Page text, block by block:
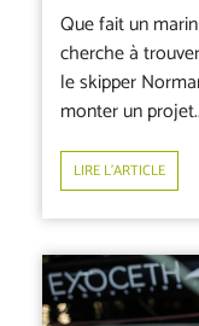
Que fait un
cherche à
le skipper
monter un
LIRE L’ARTICLE